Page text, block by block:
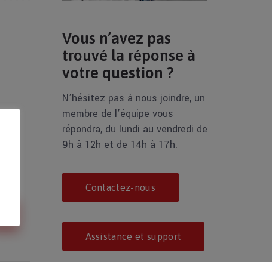
Vous n’avez pas
trouvé la réponse à
votre question ?
N’hésitez pas à nous joindre, un
membre de l’équipe vous
répondra, du lundi au vendredi de
9h à 12h et de 14h à 17h.
Contactez-nous
Assistance et support